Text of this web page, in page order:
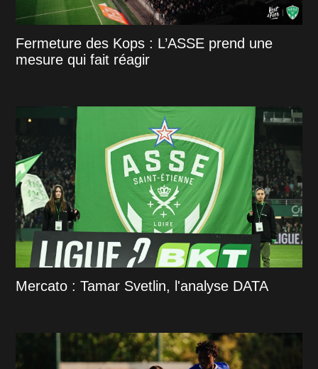
Fermeture des Kops : L’ASSE prend une
mesure qui fait réagir
Mercato : Tamar Svetlin, l'analyse DATA